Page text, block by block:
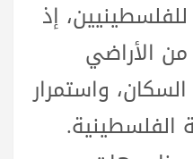
إذ
الأراضي
واستمرار
الفلسطينية.